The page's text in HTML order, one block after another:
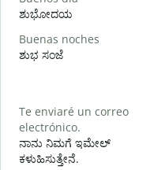
ಶುಭೋದಯ
Buenas noches
ಶುಭ ಸಂಜೆ
Te enviaré un correo
electrónico.
ನಾನು ನಿಮಗೆ ಇಮೇಲ್
ಕಳುಹಿಸುತ್ತೇನೆ.